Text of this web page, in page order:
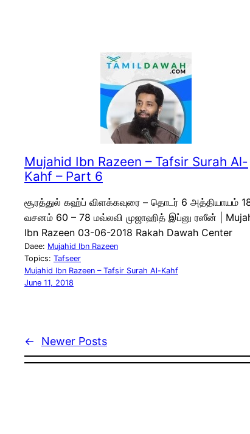
Mujahid Ibn Razeen – Tafsir Surah Al-
Kahf – Part 6
சூரத்துல் கஹ்ப் விளக்கவுரை – தொடர் 6 அத்தியாயம் 18
வசனம் 60 – 78 மவ்லவி முஜாஹித் இப்னு ரஸீன் |
Ibn Razeen 03-06-2018 Rakah Dawah Center
Daee: Mujahid Ibn Razeen
Topics: Tafseer
Mujahid Ibn Razeen – Tafsir Surah Al-Kahf
June 11, 2018
← Newer Posts